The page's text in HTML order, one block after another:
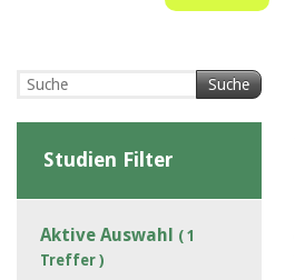
Suche
Studien Filter
Aktive Auswahl ( 1
Treffer )